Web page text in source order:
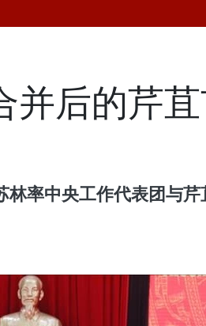
并后的芹
林率中央工作代表团与